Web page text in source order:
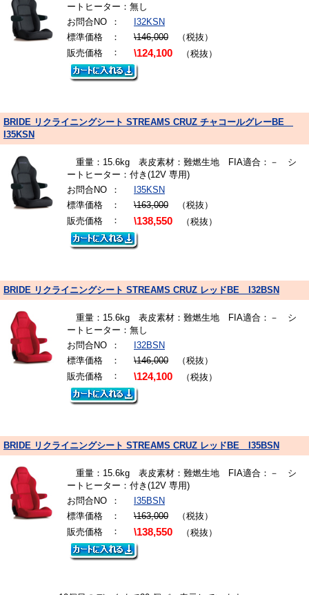
ートヒーター：無し
お問合NO
：
I32KSN
標準価格
： \146,000 （税抜）
販売価格
： \124,100 （税抜）
BRIDE リクライニングシート STREAMS CRUZ チャコールグレーBE
I35KSN
重量：15.6kg 表皮素材：難燃生地 FIA適合：－ シ
ートヒーター：付き(12V 専用)
お問合NO
：
I35KSN
標準価格
： \163,000 （税抜）
販売価格
： \138,550 （税抜）
BRIDE リクライニングシート STREAMS CRUZ レッドBE I32BSN
重量：15.6kg 表皮素材：難燃生地 FIA適合：－ シ
ートヒーター：無し
お問合NO
：
I32BSN
標準価格
： \146,000 （税抜）
販売価格
： \124,100 （税抜）
BRIDE リクライニングシート STREAMS CRUZ レッドBE I35BSN
重量：15.6kg 表皮素材：難燃生地 FIA適合：－ シ
ートヒーター：付き(12V 専用)
お問合NO
：
I35BSN
標準価格
： \163,000 （税抜）
販売価格
： \138,550 （税抜）